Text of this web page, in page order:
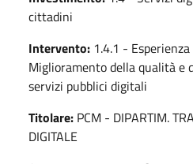
cittadini
Intervento: 1.4.1 -
Miglioramento della qualità e
servizi pubblici digitali
Titolare: PCM - DIPARTIM.
DIGITALE